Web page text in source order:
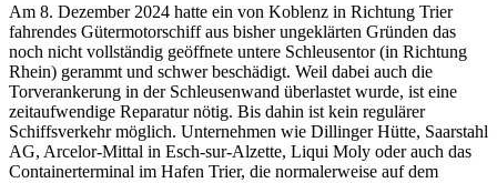
Am 8. Dezember 2024 hatte ein von Koblenz in Richtung Trier
fahrendes Gütermotorschiff aus bisher ungeklärten Gründen das
noch nicht vollständig geöffnete untere Schleusentor (in Richtung
Rhein) gerammt und schwer beschädigt. Weil dabei auch die
Torverankerung in der Schleusenwand überlastet wurde, ist eine
zeitaufwendige Reparatur nötig. Bis dahin ist kein regulärer
Schiffsverkehr möglich. Unternehmen wie Dillinger Hütte, Saarstahl
AG, Arcelor-Mittal in Esch-sur-Alzette, Liqui Moly oder auch das
Containerterminal im Hafen Trier, die normalerweise auf dem